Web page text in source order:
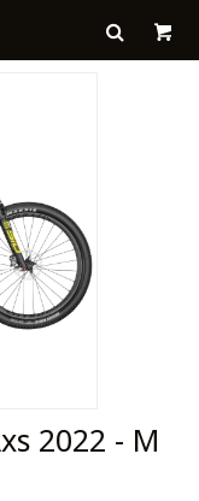
2022 - M